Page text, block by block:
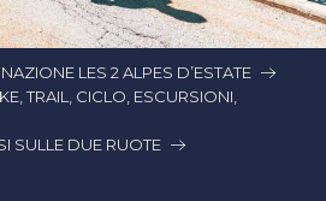
LES 2 ALPES D’ESTATE
TRAIL, CICLO, ESCURSIONI,
SULLE DUE RUOTE